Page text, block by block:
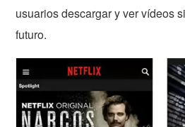
usuarios descargar y ver vídeos
futuro.